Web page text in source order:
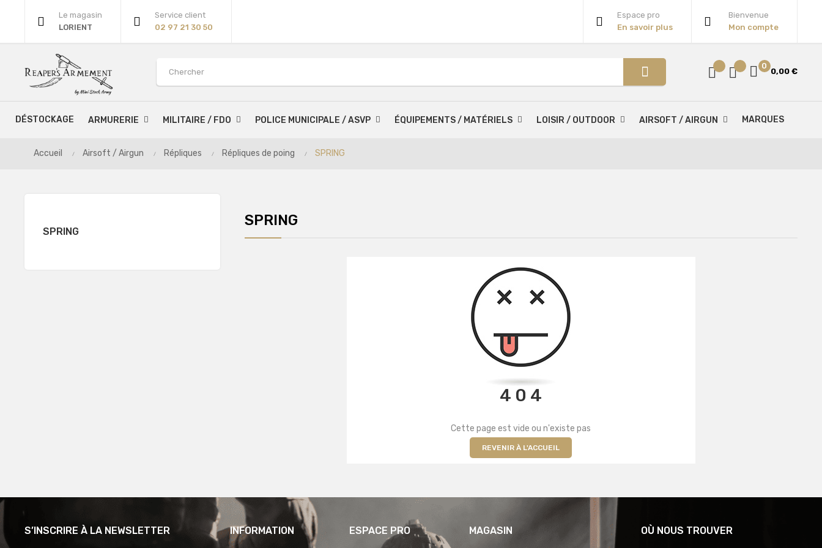
Le magasin
LORIENT
Service client
02 97 21 30 50
Bienvenue
Mon compte
Espace pro
En savoir plus
0
0,00 €
DÉSTOCKAGE ARMURERIE MILITAIRE / FDO POLICE MUNICIPALE / ASVP ÉQUIPEMENTS / MATÉRIELS LOISIR / OUTDOOR AIRSOFT / AIRGUN MARQUES
Accueil Airsoft / Airgun Répliques Répliques de poing SPRING
SPRING
SPRING
4 0 4
Cette page est vide ou n'existe pas
REVENIR À L'ACCUEIL
S’INSCRIRE À LA NEWSLETTER OÙ NOUS TROUVER
INFORMATION ESPACE PRO MAGASIN